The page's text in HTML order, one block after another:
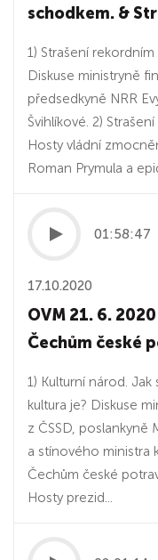
schodkem. &
1) Strašení
Diskuse ministryně
předsedkyně NRR
Švihlíkové. 2)
Hosty vládní
Roman Prymula a
01:58:47
17.10.2020
OVM 21. 6.
Čechům české
1) Kulturní národ.
kultura je? Diskuse
z ČSSD, poslankyně
a stínového ministra
Čechům české
Hosty prezid...